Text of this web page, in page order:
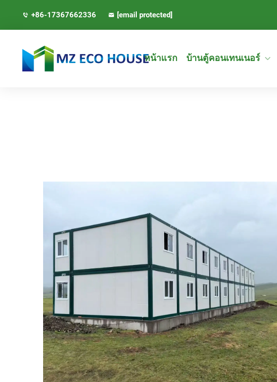
+86-17367662336 [email protected]
หน้าแรก บ้านตู้คอนเทนเนอร์